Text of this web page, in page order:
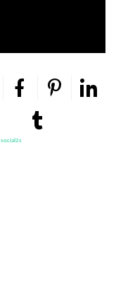
social2s